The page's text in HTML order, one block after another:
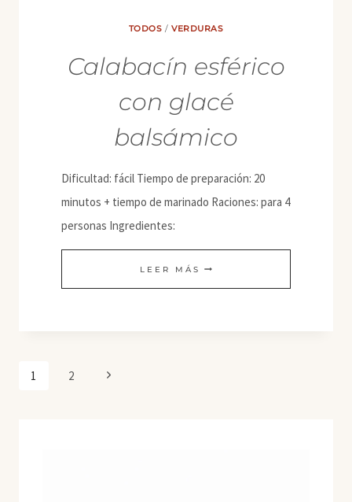
TODOS / VERDURAS
Calabacín esférico
con glacé
balsámico
Dificultad: fácil Tiempo de preparación: 20
minutos + tiempo de marinado Raciones: para 4
personas Ingredientes:
LEER MÁS CALABACÍN
ESFÉRICO
Navegación
1 2
Siguiente